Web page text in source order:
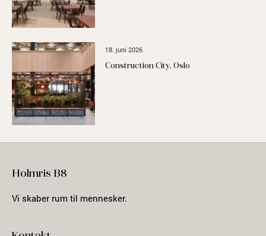
18. juni 2026
Construction City, Oslo
Holmris B8
Vi skaber rum til mennesker.